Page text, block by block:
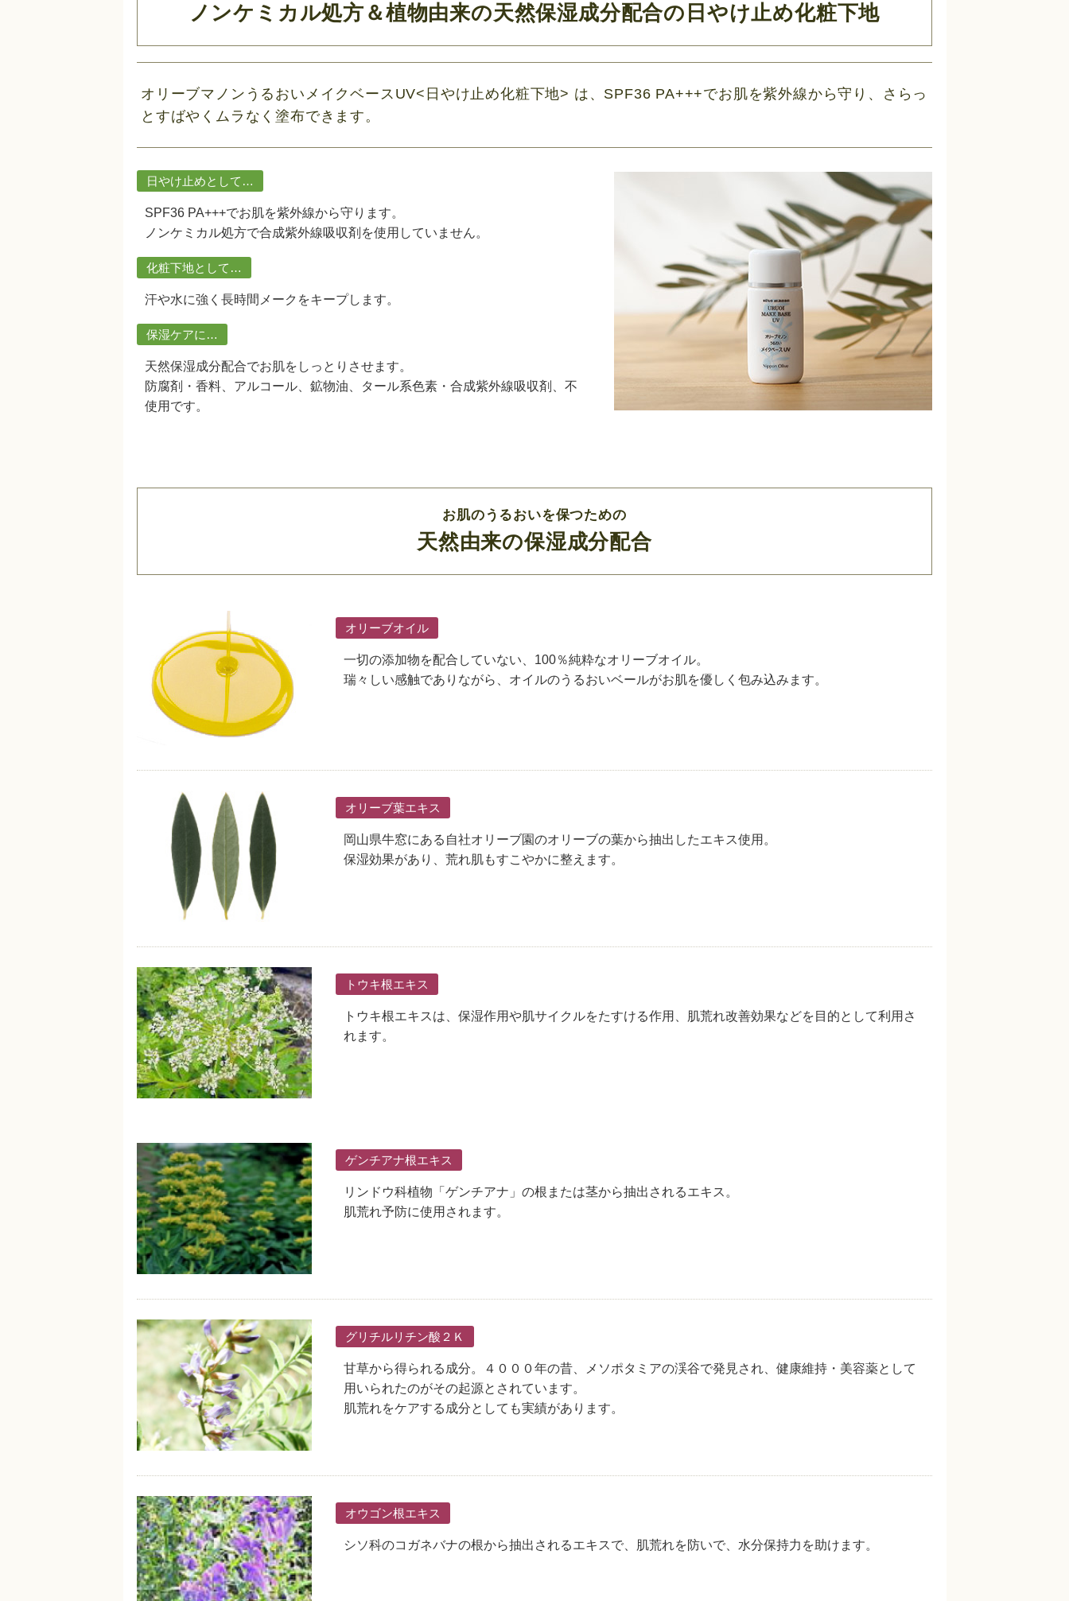
ノンケミカル処方＆植物由来の天然保湿成分配合の日やけ止め化粧下地
オリーブマノンうるおいメイクベースUV<日やけ止め化粧下地> は、SPF36 PA+++でお肌を紫外線から守り、さらっ
とすばやくムラなく塗布できます。
日やけ止めとして…
SPF36 PA+++でお肌を紫外線から守ります。
ノンケミカル処方で合成紫外線吸収剤を使用していません。
化粧下地として…
汗や水に強く長時間メークをキープします。
保湿ケアに…
天然保湿成分配合でお肌をしっとりさせます。
防腐剤・香料、アルコール、鉱物油、タール系色素・合成紫外線吸収剤、不
使用です。
お肌のうるおいを保つための
天然由来の保湿成分配合
オリーブオイル
一切の添加物を配合していない、100％純粋なオリーブオイル。
瑞々しい感触でありながら、オイルのうるおいベールがお肌を優しく包み込みます。
オリーブ葉エキス
岡山県牛窓にある自社オリーブ園のオリーブの葉から抽出したエキス使用。
保湿効果があり、荒れ肌もすこやかに整えます。
トウキ根エキス
トウキ根エキスは、保湿作用や肌サイクルをたすける作用、肌荒れ改善効果などを目的として利用さ
れます。
ゲンチアナ根エキス
リンドウ科植物「ゲンチアナ」の根または茎から抽出されるエキス。
肌荒れ予防に使用されます。
グリチルリチン酸２Ｋ
甘草から得られる成分。４０００年の昔、メソポタミアの渓谷で発見され、健康維持・美容薬として
用いられたのがその起源とされています。
肌荒れをケアする成分としても実績があります。
オウゴン根エキス
シソ科のコガネバナの根から抽出されるエキスで、肌荒れを防いで、水分保持力を助けます。